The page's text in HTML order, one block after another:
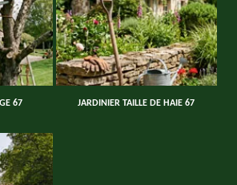
67 JARDINIER TAILLE DE HAIE 67